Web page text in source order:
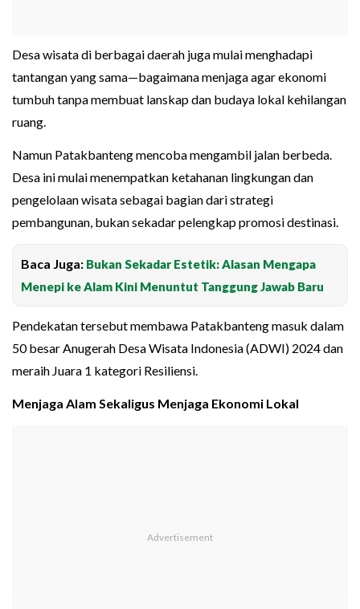
Desa wisata di berbagai daerah juga mulai menghadapi
tantangan yang sama—bagaimana menjaga agar ekonomi
tumbuh tanpa membuat lanskap dan budaya lokal kehilangan
ruang.
Namun Patakbanteng mencoba mengambil jalan berbeda.
Desa ini mulai menempatkan ketahanan lingkungan dan
pengelolaan wisata sebagai bagian dari strategi
pembangunan, bukan sekadar pelengkap promosi destinasi.
Baca Juga: Bukan Sekadar Estetik: Alasan Mengapa
Menepi ke Alam Kini Menuntut Tanggung Jawab Baru
Pendekatan tersebut membawa Patakbanteng masuk dalam
50 besar Anugerah Desa Wisata Indonesia (ADWI) 2024 dan
meraih Juara 1 kategori Resiliensi.
Menjaga Alam Sekaligus Menjaga Ekonomi Lokal